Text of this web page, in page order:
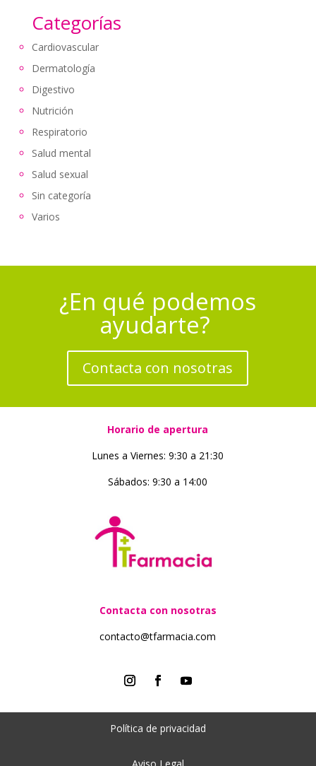
Categorías
Cardiovascular
Dermatología
Digestivo
Nutrición
Respiratorio
Salud mental
Salud sexual
Sin categoría
Varios
¿En qué podemos
ayudarte?
Contacta con nosotras
Horario de apertura
Lunes a Viernes: 9:30 a 21:30
Sábados: 9:30 a 14:00
Contacta con nosotras
contacto@tfarmacia.com
Política de privacidad